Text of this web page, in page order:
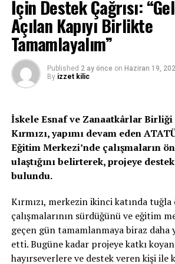
İLGİLİ KONU:
UP NEXT
20 Haziran’a kadar borcunu
kesilecek
KAÇIRMAYIN
yapmaya çalışıyoruz”
İçin Destek Çağrısı:
Açılan Kapıyı Birlikte
Tamamlayalım”
Published 2 ay önce on Haziran 19,
By izzet kilic
İskele Esnaf ve Zanaatkârlar Birliği
Kırmızı, yapımı devam eden
Eğitim Merkezi’nde çalışmaların
ulaştığını belirterek, projeye destek
bulundu.
Kırmızı, merkezin ikinci katında tuğla
çalışmalarının sürdüğünü ve eğitim
geçen gün tamamlanmaya biraz daha
etti. Bugüne kadar projeye katkı
hayırseverlere ve destek veren kişi ile